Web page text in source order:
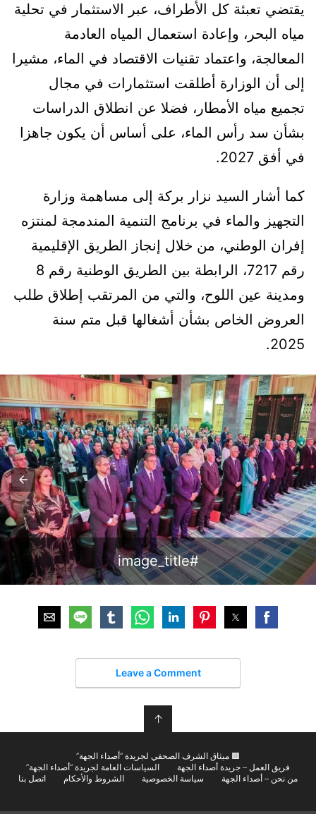
يقتضي تعبئة كل الأطراف، عبر الاستثمار في تحلية
مياه البحر، وإعادة استعمال المياه العادمة
المعالجة، واعتماد تقنيات الاقتصاد في الماء، مشيرا
إلى أن الوزارة أطلقت استثمارات في مجال
تجميع مياه الأمطار، فضلا عن انطلاق الدراسات
بشأن سد رأس الماء، على أساس أن يكون جاهزا
في أفق 2027.
كما أشار السيد نزار بركة إلى مساهمة وزارة
التجهيز والماء في برنامج التنمية المندمجة لمنتزه
إفران الوطني، من خلال إنجاز الطريق الإقليمية
رقم 7217، الرابطة بين الطريق الوطنية رقم 8
ومدينة عين اللوح، والتي من المرتقب إطلاق طلب
العروض الخاص بشأن أشغالها قبل متم سنة
2025.
#image_title
Leave a Comment
↑
🟫 ميثاق الشرف الصحفي لجريدة “أصداء الجهة”
فريق العمل – جريدة أصداء الجهة
السياسات العامة لجريدة “أصداء الجهة”
من نحن – أصداء الجهة
سياسة الخصوصية الشروط والأحكام اتصل بنا